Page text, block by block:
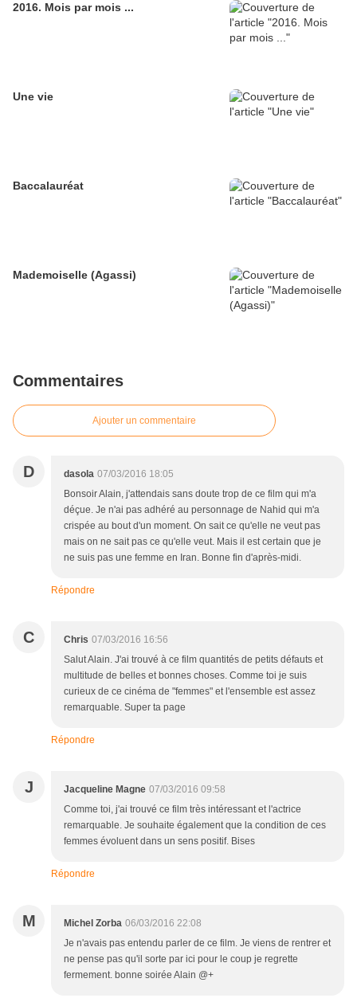
2016. Mois par mois ...
Une vie
Baccalauréat
Mademoiselle (Agassi)
Commentaires
Ajouter un commentaire
D dasola 07/03/2016 18:05
Bonsoir Alain, j'attendais sans doute trop de ce film qui m'a
déçue. Je n'ai pas adhéré au personnage de Nahid qui m'a
crispée au bout d'un moment. On sait ce qu'elle ne veut pas
mais on ne sait pas ce qu'elle veut. Mais il est certain que je
ne suis pas une femme en Iran. Bonne fin d'après-midi.
Répondre
C Chris 07/03/2016 16:56
Salut Alain. J'ai trouvé à ce film quantités de petits défauts et
multitude de belles et bonnes choses. Comme toi je suis
curieux de ce cinéma de "femmes" et l'ensemble est assez
remarquable. Super ta page
Répondre
J Jacqueline Magne 07/03/2016 09:58
Comme toi, j'ai trouvé ce film très intéressant et l'actrice
remarquable. Je souhaite également que la condition de ces
femmes évoluent dans un sens positif. Bises
Répondre
M Michel Zorba 06/03/2016 22:08
Je n'avais pas entendu parler de ce film. Je viens de rentrer et
ne pense pas qu'il sorte par ici pour le coup je regrette
fermement. bonne soirée Alain @+